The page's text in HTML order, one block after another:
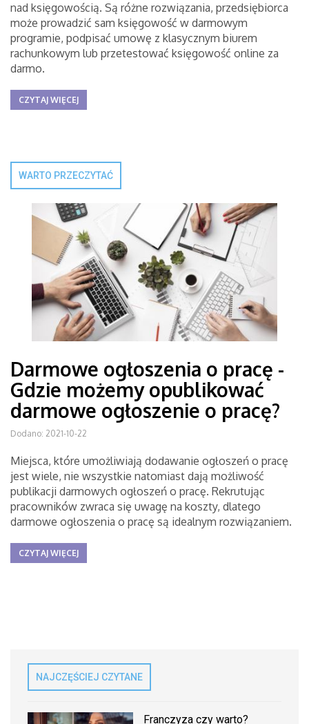
nad księgowością. Są różne rozwiązania, przedsiębiorca
może prowadzić sam księgowość w darmowym
programie, podpisać umowę z klasycznym biurem
rachunkowym lub przetestować księgowość online za
darmo.
CZYTAJ WIĘCEJ
WARTO PRZECZYTAĆ
Darmowe ogłoszenia o pracę -
Gdzie możemy opublikować
darmowe ogłoszenie o pracę?
Dodano: 2021-10-22
Miejsca, które umożliwiają dodawanie ogłoszeń o pracę
jest wiele, nie wszystkie natomiast dają możliwość
publikacji darmowych ogłoszeń o pracę. Rekrutując
pracowników zwraca się uwagę na koszty, dlatego
darmowe ogłoszenia o pracę są idealnym rozwiązaniem.
CZYTAJ WIĘCEJ
NAJCZĘŚCIEJ CZYTANE
Franczyza czy warto?